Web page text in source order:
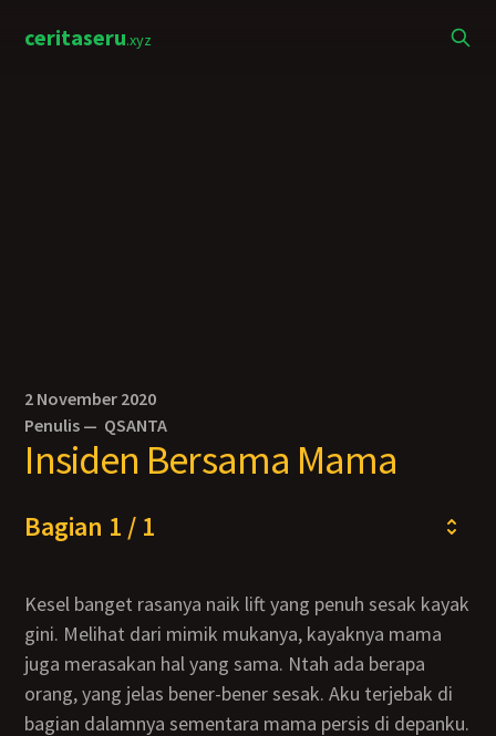
ceritaseru.xyz
2 November 2020
Penulis — QSANTA
Insiden Bersama Mama
Bagian 1 / 1
Kesel banget rasanya naik lift yang penuh sesak kayak
gini. Melihat dari mimik mukanya, kayaknya mama
juga merasakan hal yang sama. Ntah ada berapa
orang, yang jelas bener-bener sesak. Aku terjebak di
bagian dalamnya sementara mama persis di depanku.